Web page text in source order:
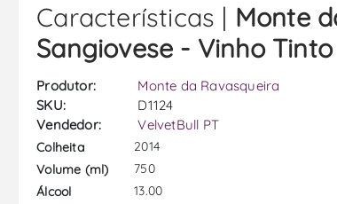
Características | Monte
Sangiovese - Vinho Tinto
Produtor:
Monte da Ravasqueira
SKU:
D1124
Vendedor:
VelvetBull PT
Colheita
2014
Volume (ml)
750
Álcool
13.00